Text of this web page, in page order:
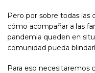
Pero por sobre todas las
cómo acompañar a las
pandemia queden en
comunidad pueda
Para eso necesitaremos